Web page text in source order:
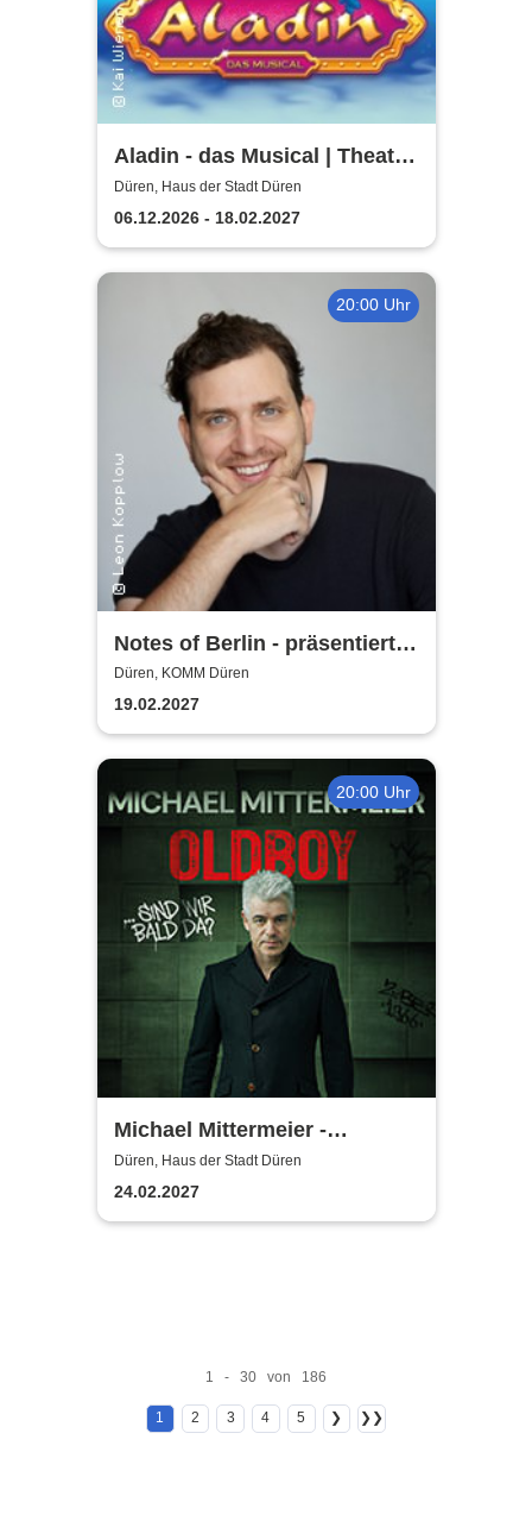
Aladin - das Musical | Theater
Liberi
Düren, Haus der Stadt Düren
06.12.2026 - 18.02.2027
20:00 Uhr
Notes of Berlin - präsentiert
von Joab Nist
Düren, KOMM Düren
19.02.2027
20:00 Uhr
Michael Mittermeier -
OLDBOY... sind wir bald da?
Düren, Haus der Stadt Düren
24.02.2027
1 - 30 von 186
1 2 3 4 5 ❯ ❯❯